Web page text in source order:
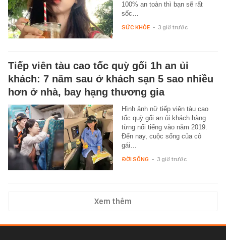
100% an toàn thì bạn sẽ rất
sốc…
SỨC KHỎE - 3 giờ trước
Tiếp viên tàu cao tốc quỳ gối 1h an ủi
khách: 7 năm sau ở khách sạn 5 sao nhiều
hơn ở nhà, bay hạng thương gia
Hình ảnh nữ tiếp viên tàu cao
tốc quỳ gối an ủi khách hàng
từng nổi tiếng vào năm 2019.
Đến nay, cuộc sống của cô
gái…
ĐỜI SỐNG - 3 giờ trước
Xem thêm